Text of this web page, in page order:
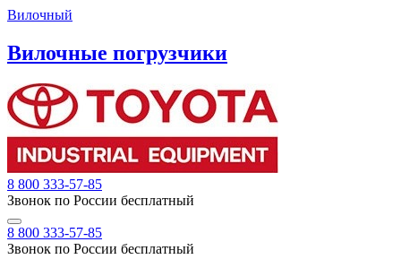
Вилочный
Вилочные погрузчики
8 800 333-57-85
Звонок по России бесплатный
8 800 333-57-85
Звонок по России бесплатный